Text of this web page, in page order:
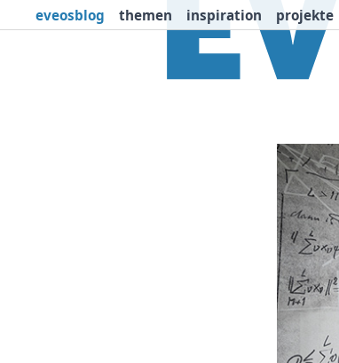
eveosblog themen inspiration projekte
Projekte